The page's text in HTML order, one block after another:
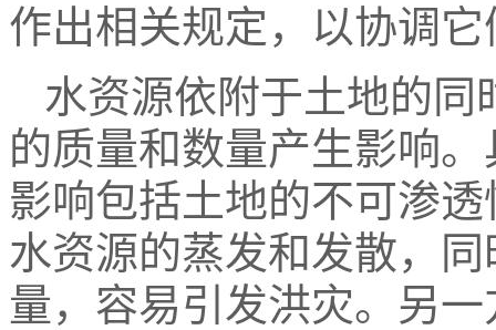
作出相关规定，以协调
水资源依附于土地的同
的质量和数量产生影响
影响包括土地的不可渗透
水资源的蒸发和发散，
量，容易引发洪灾。另